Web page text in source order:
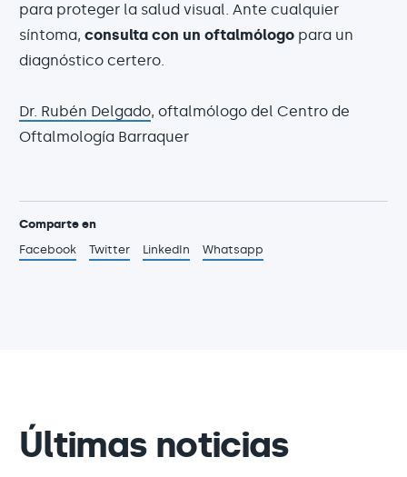
para proteger la salud visual. Ante cualquier
síntoma, consulta con un oftalmólogo para un
diagnóstico certero.
Dr. Rubén Delgado, oftalmólogo del Centro de
Oftalmología Barraquer
Comparte en
Facebook
Twitter LinkedIn Whatsapp
Últimas noticias